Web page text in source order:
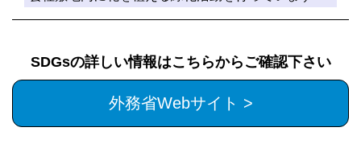
SDGsの詳しい情報はこちらからご確認下さい
外務省Webサイト >